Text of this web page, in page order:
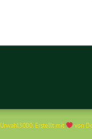
Urwahl3000. Erstellt mit von